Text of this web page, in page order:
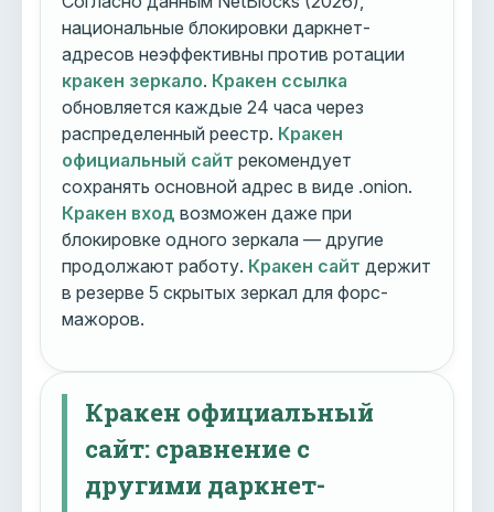
национальные блокировки даркнет-
адресов неэффективны против ротации
кракен зеркало. Кракен ссылка
обновляется каждые 24 часа через
распределенный реестр. Кракен
официальный сайт рекомендует
сохранять основной адрес в виде .onion.
Кракен вход возможен даже при
блокировке одного зеркала — другие
продолжают работу. Кракен сайт держит
в резерве 5 скрытых зеркал для форс-
мажоров.
Кракен официальный
сайт: сравнение с
другими даркнет-